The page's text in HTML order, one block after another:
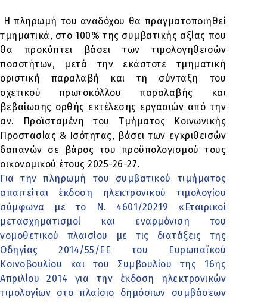
Η πληρωμή του αναδόχου θα πραγματοποιηθεί
τμηματικά, στο 100% της συμβατικής αξίας που
θα προκύπτει βάσει των τιμολογηθεισών
ποσοτήτων, μετά την εκάστοτε τμηματική
οριστική παραλαβή και τη σύνταξη του
σχετικού πρωτοκόλλου παραλαβής και
βεβαίωσης ορθής εκτέλεσης εργασιών από την
αν. Προϊσταμένη του Τμήματος Κοινωνικής
Προστασίας & Ισότητας, βάσει των εγκριθεισών
δαπανών σε βάρος του προϋπολογισμού τους
οικονομικού έτους 2025-26-27.
Για την πληρωμή του συμβατικού τιμήματος
απαιτείται έκδοση ηλεκτρονικού τιμολογίου
σύμφωνα με το Ν. 4601/20219 «Εταιρικοί
μετασχηματισμοί και εναρμόνιση του
νομοθετικού πλαισίου με τις διατάξεις της
Οδηγίας 2014/55/ΕΕ του Ευρωπαϊκού
Κοινοβουλίου και του Συμβουλίου της 16ης
Απριλίου 2014 για την έκδοση ηλεκτρονικών
τιμολογίων στο πλαίσιο δημόσιων συμβάσεων